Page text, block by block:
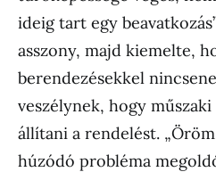
ideig tart egy
asszony, majd kiemelte,
berendezésekkel
veszélynek, hogy
állítani a rendelést.
húzódó probléma